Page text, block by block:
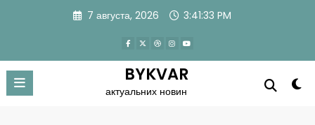
7 августа, 2026 3:41:33 PM
BYKVAR
актуальних новин